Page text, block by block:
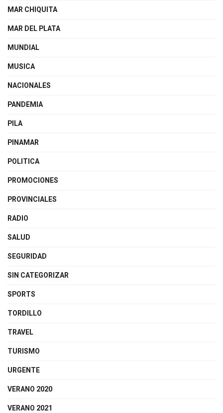
MAR CHIQUITA
MAR DEL PLATA
MUNDIAL
MUSICA
NACIONALES
PANDEMIA
PILA
PINAMAR
POLITICA
PROMOCIONES
PROVINCIALES
RADIO
SALUD
SEGURIDAD
SIN CATEGORIZAR
SPORTS
TORDILLO
TRAVEL
TURISMO
URGENTE
VERANO 2020
VERANO 2021